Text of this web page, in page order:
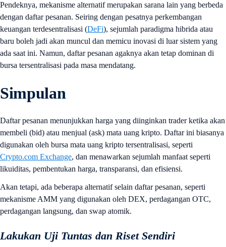
Pendeknya, mekanisme alternatif merupakan sarana lain yang berbeda
dengan daftar pesanan. Seiring dengan pesatnya perkembangan
keuangan terdesentralisasi (DeFi), sejumlah paradigma hibrida atau
baru boleh jadi akan muncul dan memicu inovasi di luar sistem yang
ada saat ini. Namun, daftar pesanan agaknya akan tetap dominan di
bursa tersentralisasi pada masa mendatang.
Simpulan
Daftar pesanan menunjukkan harga yang diinginkan trader ketika akan
membeli (bid) atau menjual (ask) mata uang kripto. Daftar ini biasanya
digunakan oleh bursa mata uang kripto tersentralisasi, seperti
Crypto.com Exchange, dan menawarkan sejumlah manfaat seperti
likuiditas, pembentukan harga, transparansi, dan efisiensi.
Akan tetapi, ada beberapa alternatif selain daftar pesanan, seperti
mekanisme AMM yang digunakan oleh DEX, perdagangan OTC,
perdagangan langsung, dan swap atomik.
Lakukan Uji Tuntas dan Riset Sendiri